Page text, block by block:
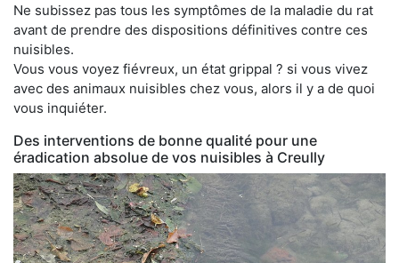
Ne subissez pas tous les symptômes de la maladie du rat
avant de prendre des dispositions définitives contre ces
nuisibles.
Vous vous voyez fiévreux, un état grippal ? si vous vivez
avec des animaux nuisibles chez vous, alors il y a de quoi
vous inquiéter.
Des interventions de bonne qualité pour une
éradication absolue de vos nuisibles à Creully